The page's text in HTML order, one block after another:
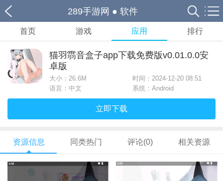
289手游网 ● 软件
首页 游戏 应用 排行
猫羽䨒音盒子app下载免费版v0.01.0.0安
卓版
大小： 26.6M
时间：2024-12-20 08:51
语言：中文
系统：Android
立即下载
资源信息 同类热门 评论(0) 相关资源